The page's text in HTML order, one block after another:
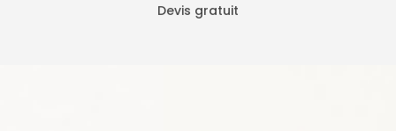
Devis gratuit